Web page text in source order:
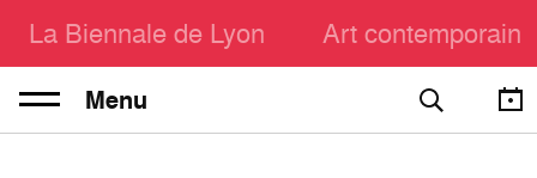
La Biennale de Lyon Art contemporain
Menu